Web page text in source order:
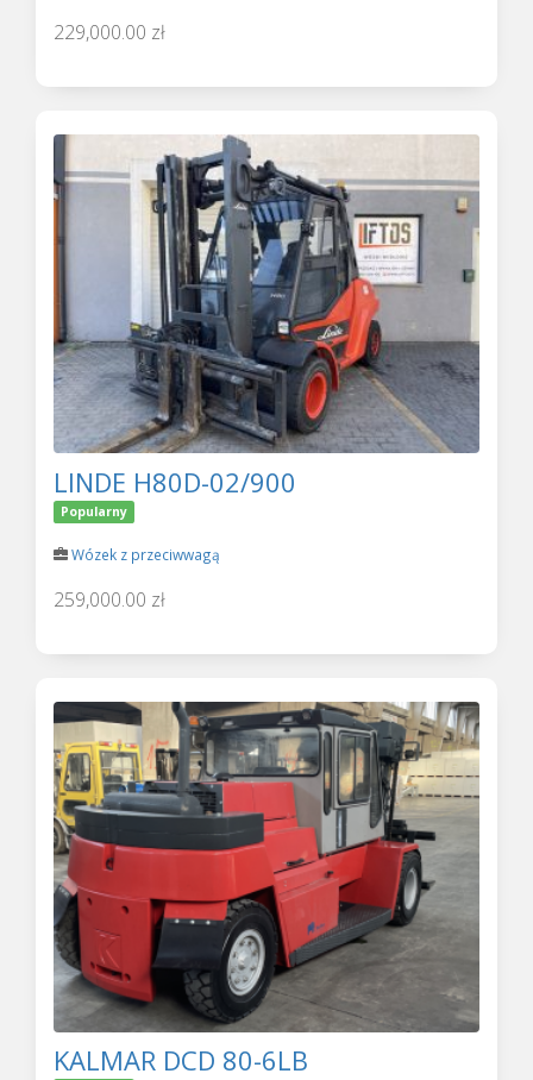
229,000.00 zł
LINDE H80D-02/900
Popularny
Wózek z przeciwwagą
259,000.00 zł
KALMAR DCD 80-6LB